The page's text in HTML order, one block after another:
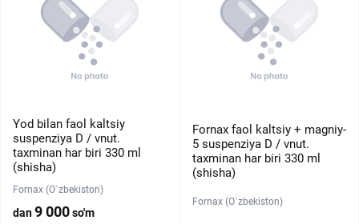
Yod bilan faol kaltsiy
suspenziya D / vnut.
taxminan har biri 330 ml
(shisha)
Fornax (O`zbekiston)
dan9 000so'm
Fornax faol kaltsiy + magniy-
5 suspenziya D / vnut.
taxminan har biri 330 ml
(shisha)
Fornax (O`zbekiston)